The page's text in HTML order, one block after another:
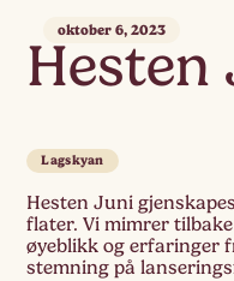
Hesten
oktober 6, 2023
Lagskyan
Hesten Juni
flater. Vi mimrer
øyeblikk og erfaringer
stemning på